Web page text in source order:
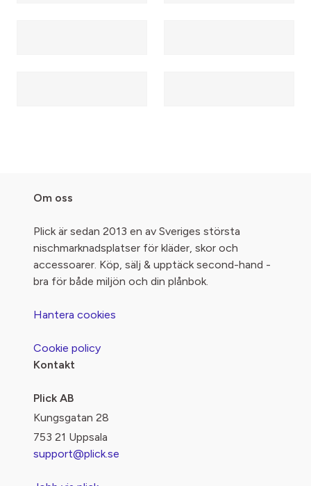
Om oss
Plick är sedan 2013 en av Sveriges största
nischmarknadsplatser för kläder, skor och
accessoarer. Köp, sälj & upptäck second-hand -
bra för både miljön och din plånbok.
Hantera cookies
Cookie policy
Kontakt
Plick AB
Kungsgatan 28
753 21 Uppsala
support@plick.se